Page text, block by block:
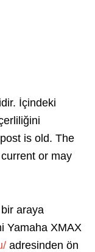
İçindeki
is old. The
or may
bir araya
Yamaha XMAX
adresinden ön